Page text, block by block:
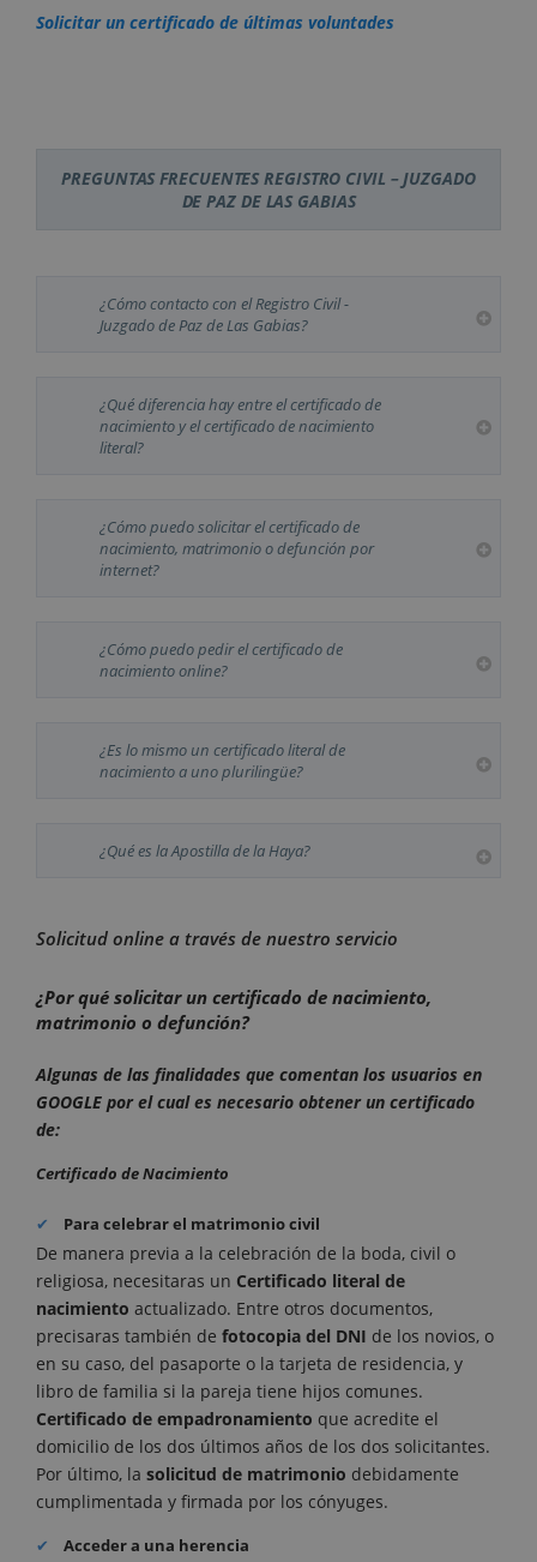
Solicitar un certificado de últimas voluntades
PREGUNTAS FRECUENTES REGISTRO CIVIL – JUZGADO
DE PAZ DE LAS GABIAS
¿Cómo contacto con el Registro Civil -
Juzgado de Paz de Las Gabias?
¿Qué diferencia hay entre el certificado de
nacimiento y el certificado de nacimiento
literal?
¿Cómo puedo solicitar el certificado de
nacimiento, matrimonio o defunción por
internet?
¿Cómo puedo pedir el certificado de
nacimiento online?
¿Es lo mismo un certificado literal de
nacimiento a uno plurilingüe?
¿Qué es la Apostilla de la Haya?
Solicitud online a través de nuestro servicio
¿Por qué solicitar un certificado de nacimiento,
matrimonio o defunción?
Algunas de las finalidades que comentan los usuarios en
GOOGLE por el cual es necesario obtener un certificado
de:
Certificado de Nacimiento
Para celebrar el matrimonio civil
De manera previa a la celebración de la boda, civil o
religiosa, necesitaras un Certificado literal de
nacimiento actualizado. Entre otros documentos,
precisaras también de fotocopia del DNI de los novios, o
en su caso, del pasaporte o la tarjeta de residencia, y
libro de familia si la pareja tiene hijos comunes.
Certificado de empadronamiento que acredite el
domicilio de los dos últimos años de los dos solicitantes.
Por último, la solicitud de matrimonio debidamente
cumplimentada y firmada por los cónyuges.
Acceder a una herencia